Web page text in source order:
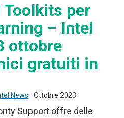
Toolkits per
– Intel
ottobre
gratuiti in
News Ottobre 2023
Support offre delle